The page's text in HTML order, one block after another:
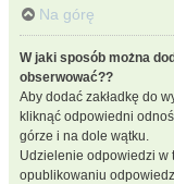
Na górę
W jaki sposób można
obserwować??
Aby dodać zakładkę do
kliknąć odpowiedni
górze i na dole wątku.
Udzielenie odpowiedzi w
opublikowaniu